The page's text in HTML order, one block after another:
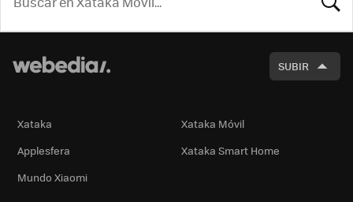
SUBIR
Xataka
Xataka Móvil
Applesfera
Xataka Smart Home
Mundo Xiaomi